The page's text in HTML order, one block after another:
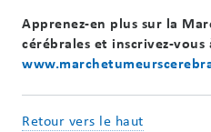
Apprenez-en plus sur la
cérébrales et inscrivez-vous
Retour vers le haut